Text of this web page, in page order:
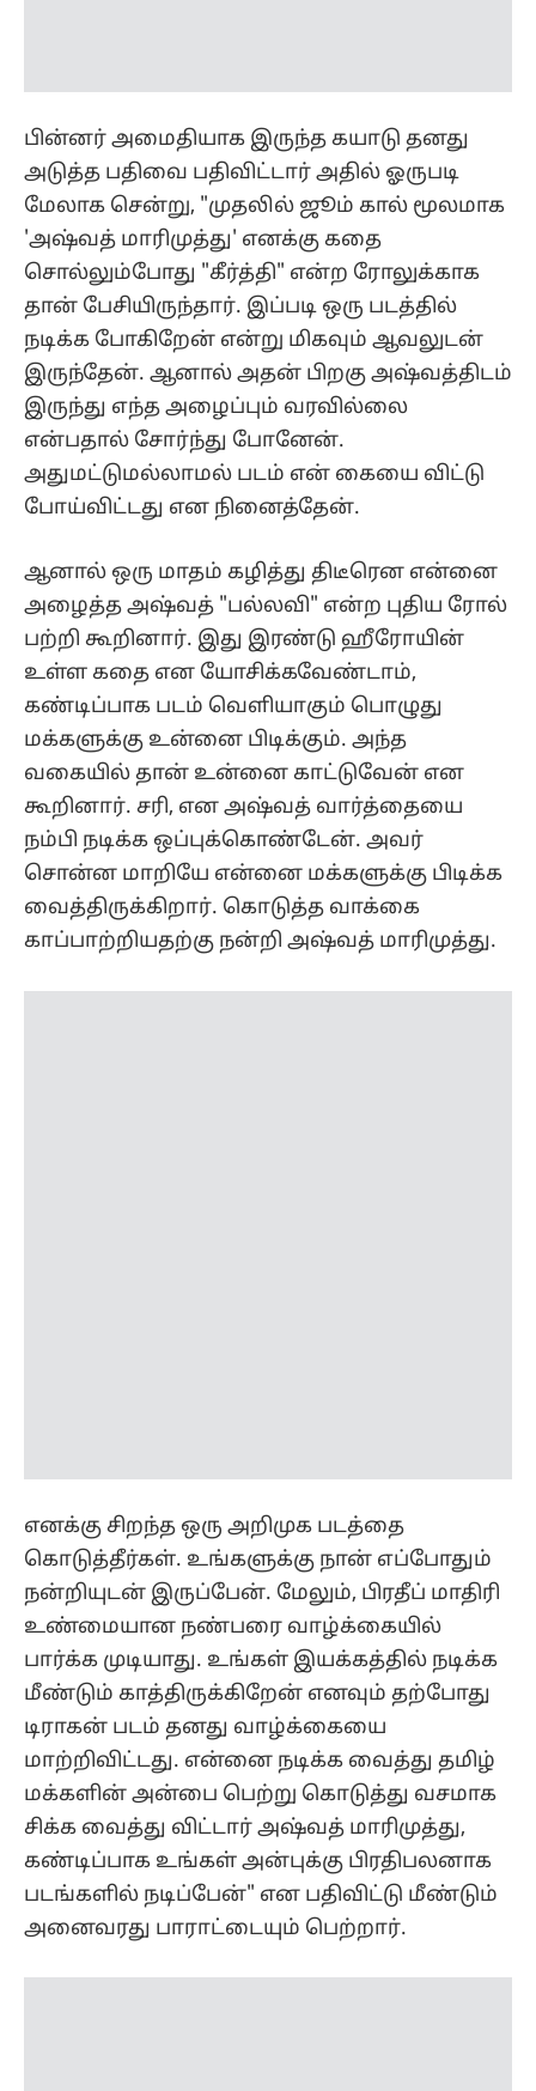
தான் பேசியிருந்தார். இப்படி ஒரு படத்தில்
நடிக்க போகிறேன் என்று மிகவும் ஆவலுடன்
இருந்தேன். ஆனால் அதன் பிறகு அஷ்வத்திடம்
இருந்து எந்த அழைப்பும் வரவில்லை
என்பதால் சோர்ந்து போனேன்.
அதுமட்டுமல்லாமல் படம் என் கையை விட்டு
போய்விட்டது என நினைத்தேன்.
ஆனால் ஒரு மாதம் கழித்து திடீரென என்னை
அழைத்த அஷ்வத் "பல்லவி" என்ற புதிய ரோல்
பற்றி கூறினார். இது இரண்டு ஹீரோயின்
உள்ள கதை என யோசிக்கவேண்டாம்,
கண்டிப்பாக படம் வெளியாகும் பொழுது
மக்களுக்கு உன்னை பிடிக்கும். அந்த
வகையில் தான் உன்னை காட்டுவேன் என
கூறினார். சரி, என அஷ்வத் வார்த்தையை
நம்பி நடிக்க ஒப்புக்கொண்டேன். அவர்
சொன்ன மாறியே என்னை மக்களுக்கு பிடிக்க
வைத்திருக்கிறார். கொடுத்த வாக்கை
காப்பாற்றியதற்கு நன்றி அஷ்வத் மாரிமுத்து.
மீண்டும் காத்திருக்கிறேன் எனவும் தற்போது
டிராகன் படம் தனது வாழ்க்கையை
மாற்றிவிட்டது. என்னை நடிக்க வைத்து தமிழ்
மக்களின் அன்பை பெற்று கொடுத்து வசமாக
சிக்க வைத்து விட்டார் அஷ்வத் மாரிமுத்து,
கண்டிப்பாக உங்கள் அன்புக்கு பிரதிபலனாக
படங்களில் நடிப்பேன்" என பதிவிட்டு மீண்டும்
அனைவரது பாராட்டையும் பெற்றார்.